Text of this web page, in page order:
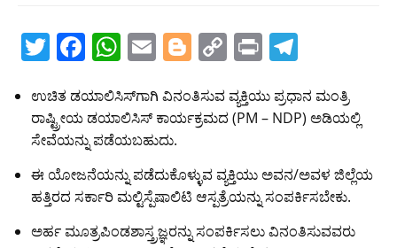
T
itt
er
F
c
e
b
o
o
W
at
s
A
p
p
E
ai
l
Bl
g
g
er
C
p
y
Li
n
k
Pr
t e
gr
a
m
ಉಚಿತ ಡಯಾಲಿಸಿಸ್‌ಗಾಗಿ ವಿನಂತಿಸುವ ವ್ಯಕ್ತಿಯು ಪ್ರಧಾನ ಮಂತ್ರಿ
ರಾಷ್ಟ್ರೀಯ ಡಯಾಲಿಸಿಸ್ ಕಾರ್ಯಕ್ರಮದ (PM – NDP) ಅಡಿಯಲ್ಲಿ
ಸೇವೆಯನ್ನು ಪಡೆಯಬಹುದು.
ಈ ಯೋಜನೆಯನ್ನು ಪಡೆದುಕೊಳ್ಳುವ ವ್ಯಕ್ತಿಯು ಅವನ/ಅವಳ ಜಿಲ್ಲೆಯ
ಹತ್ತಿರದ ಸರ್ಕಾರಿ ಮಲ್ಟಿಸ್ಪೆಷಾಲಿಟಿ ಆಸ್ಪತ್ರೆಯನ್ನು ಸಂಪರ್ಕಿಸಬೇಕು.
ಅರ್ಹ ಮೂತ್ರಪಿಂಡಶಾಸ್ತ್ರಜ್ಞರನ್ನು ಸಂಪರ್ಕಿಸಲು ವಿನಂತಿಸುವವರು